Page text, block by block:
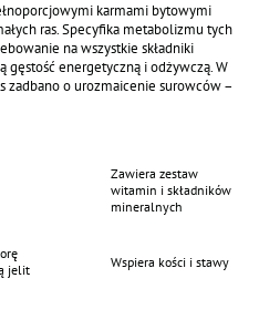
karmami bytowymi
ras. Specyfika metabolizmu tych
na wszystkie składniki
gęstość energetyczną i odżywczą. W
zadbano o urozmaicenie surowców –
Minerały i witaminy również
składników
stymulacji przebiegu
płesznik, jako źródło włókna
regulację wypróżnień. Dobór
organizmu.
żywienia psów małych ras.
Zawiera zestaw
witamin i składników
mineralnych
jelit
Wspiera kości i stawy